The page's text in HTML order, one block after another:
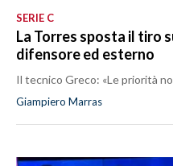
SERIE C
La Torres sposta il tiro
difensore ed esterno
Il tecnico Greco: «Le priorità
Giampiero Marras